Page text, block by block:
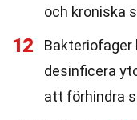
och kroniska
12
Bakteriofager
desinficera
att förhindra